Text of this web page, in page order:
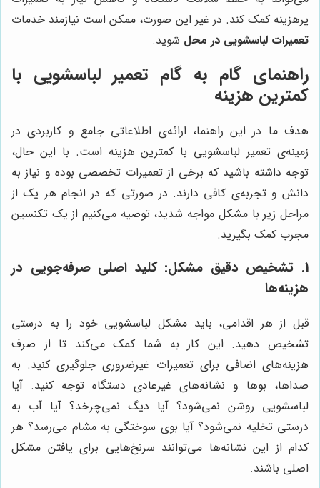
پرهزینه کمک کند. در غیر این صورت، ممکن است نیازمند خدمات
تعمیرات لباسشویی در محل شوید.
راهنمای گام به گام تعمیر لباسشویی با
کمترین هزینه
هدف ما در این راهنما، ارائه‌ی اطلاعاتی جامع و کاربردی در
زمینه‌ی تعمیر لباسشویی با کمترین هزینه است. با این حال،
توجه داشته باشید که برخی از تعمیرات تخصصی بوده و نیاز به
دانش و تجربه‌ی کافی دارند. در صورتی که در انجام هر یک از
مراحل زیر با مشکل مواجه شدید، توصیه می‌کنیم از یک تکنسین
مجرب کمک بگیرید.
1. تشخیص دقیق مشکل: کلید اصلی صرفه‌جویی در
هزینه‌ها
قبل از هر اقدامی، باید مشکل لباسشویی خود را به درستی
تشخیص دهید. این کار به شما کمک می‌کند تا از صرف
هزینه‌های اضافی برای تعمیرات غیرضروری جلوگیری کنید. به
صداها، بوها و نشانه‌های غیرعادی دستگاه توجه کنید. آیا
لباسشویی روشن نمی‌شود؟ آیا دیگ نمی‌چرخد؟ آیا آب به
درستی تخلیه نمی‌شود؟ آیا بوی سوختگی به مشام می‌رسد؟ هر
کدام از این نشانه‌ها می‌توانند سرنخ‌هایی برای یافتن مشکل
اصلی باشند.